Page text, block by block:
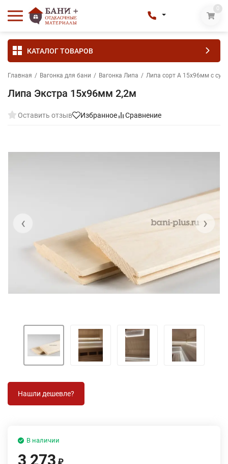
0
КАТАЛОГ ТОВАРОВ
Главная / Вагонка для бани / Вагонка Липа / Липа сорт А 15х96мм с
Липа Экстра 15х96мм 2,2м
Оставить отзыв Избранное Сравнение
‹ ›
В наличии
3 273 ₽